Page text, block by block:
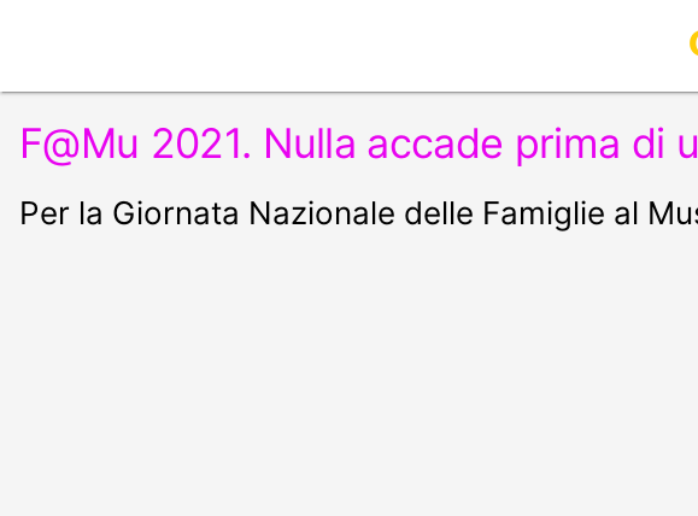
F@Mu 2021. Nulla accade prima di
Per la Giornata Nazionale delle Famiglie al